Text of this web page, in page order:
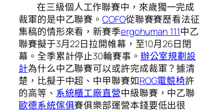
在三級個人工作聯賽中，來歲獨一完成
裁軍的是中乙聯賽。COFO從聯賽賽歷看法征
集稿的情形來看，新賽季ergohuman 111中乙
聯賽擬于3月22日拉開帷幕，至10月26日閉
幕。全季累計停止30輪賽事。 辦公室規劃設
計為什么中乙聯賽可以或許完成裁軍？據清
楚，比擬于中超、中甲聯賽如ROG電競椅許
的高等、 系統櫃工廠直營中級聯賽，中乙聯
歐德系統傢俱賽俱樂部運營本錢要低出很